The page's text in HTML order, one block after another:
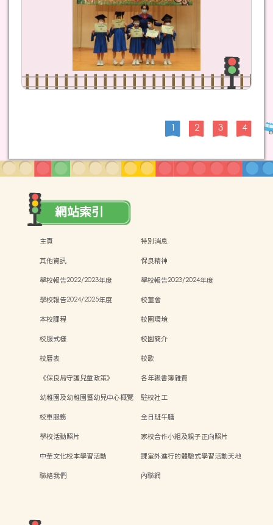
1 2 3 4
網站索引
主頁
特別消息
其他資訊
保良精神
學校報告2022/2023年度
學校報告2023/2024年度
學校報告2024/2025年度
校董會
本校課程
校園環境
校服式樣
校園簡介
校曆表
校歌
《保良局守護兒童政策》
各年級書簿雜費
幼稚園及幼稚園暨幼兒中心概覽
駐校社工
校車服務
全日班午膳
學校活動照片
家校合作小組及親子正向照片
中華文化校本學習活動
課室外進行的體驗式學習活動天地
聯絡我們
內聯網